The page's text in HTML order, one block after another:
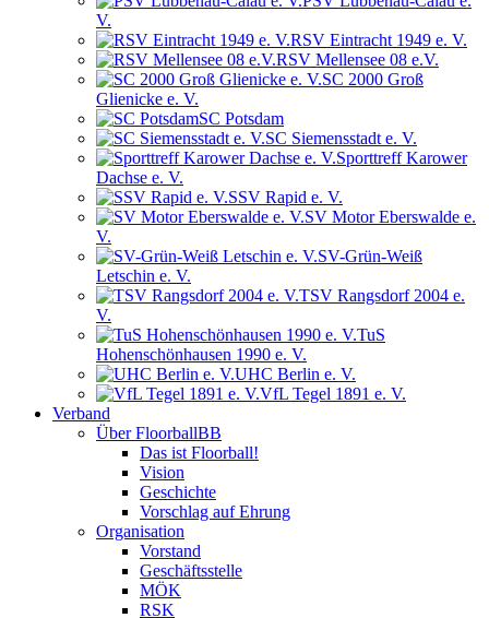
V.
RSV Eintracht 1949 e. V.
RSV Mellensee 08 e.V.
SC 2000 Groß
Glienicke e. V.
SC Potsdam
SC Siemensstadt e. V.
Sporttreff Karower
Dachse e. V.
SSV Rapid e. V.
SV Motor Eberswalde e.
V.
SV-Grün-Weiß
Letschin e. V.
TSV Rangsdorf 2004 e.
V.
TuS
Hohenschönhausen 1990 e. V.
UHC Berlin e. V.
VfL Tegel 1891 e. V.
Verband
Über FloorballBB
Das ist Floorball!
Vision
Geschichte
Vorschlag auf Ehrung
Organisation
Vorstand
Geschäftsstelle
MÖK
RSK